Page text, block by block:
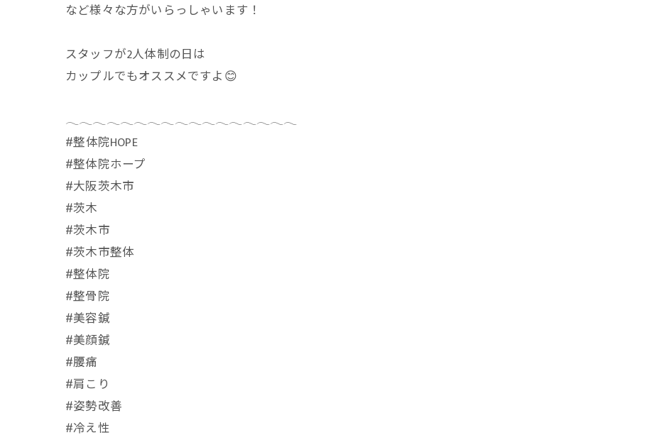
など様々な方がいらっしゃいます！
スタッフが2人体制の日は
カップルでもオススメですよ😊
𓂃𓂃𓂃𓂃𓂃𓂃𓂃𓂃𓂃𓂃𓂃𓂃𓂃𓂃𓂃𓂃𓂃
⁡#整体院HOPE
#整体院ホープ
#大阪茨木市
#茨木
#茨木市
#茨木市整体
#整体院
#整骨院
#美容鍼
#美顔鍼
#腰痛
#肩こり
#姿勢改善
#冷え性